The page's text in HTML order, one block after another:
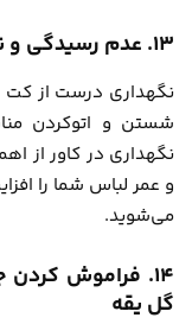
۱۳. عدم رسیدگی و نگهداری مناسب
نگهداری درست از کت
شستن و اتوکردن
نگهداری در کاور از
و عمر لباس شما را
می‌شوید.
۱۴. فراموش
گل یقه